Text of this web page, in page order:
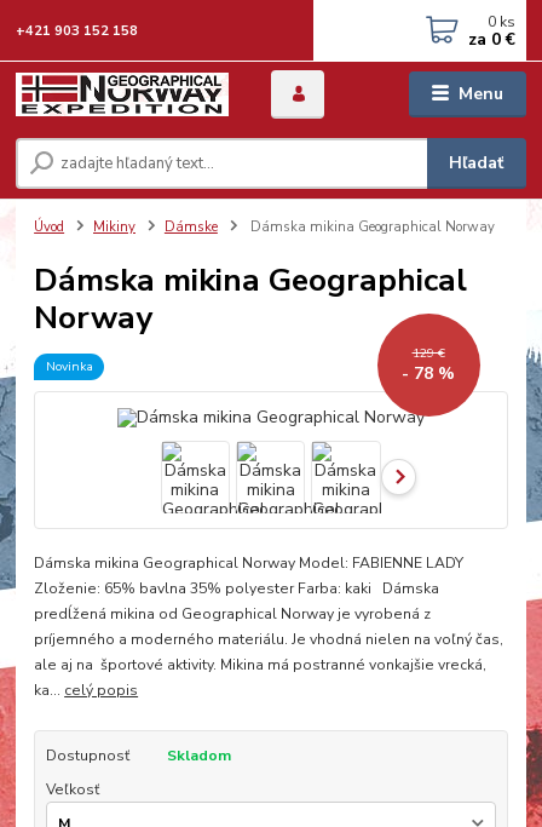
Menu
Hľadať
+421 903 152 158 0 ks
za 0 €
Úvod Mikiny Dámske Dámska mikina Geographical Norway
Dámska mikina Geographical
Norway
Novinka
129 €
- 78 %
Dámska mikina Geographical Norway Model: FABIENNE LADY
Zloženie: 65% bavlna 35% polyester Farba: kaki Dámska
predĺžená mikina od Geographical Norway je vyrobená z
príjemného a moderného materiálu. Je vhodná nielen na voľný čas,
ale aj na športové aktivity. Mikina má postranné vonkajšie vrecká,
ka... celý popis
Dostupnosť
Skladom
Veľkosť